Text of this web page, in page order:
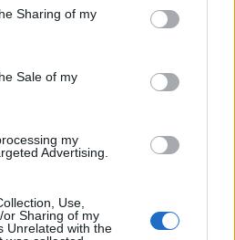
Sharing of my
Sale of my
my
Advertising.
Use,
Sharing of my
Unrelated with the
és az energiaválság